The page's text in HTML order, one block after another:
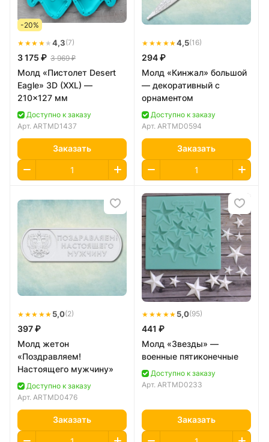
-20%
★★★★ ★ 4,3(7)
3 175 ₽ 3 969 ₽
Молд «Пистолет Desert
Eagle» 3D (XXL) —
210×127 мм
Доступно к заказу
Арт. ARTMD1437
Заказать
★★★★★4,5(16)
294 ₽
Молд «Кинжал» большой
— декоративный с
орнаментом
Доступно к заказу
Арт. ARTMD0594
Заказать
★★★★★ 5,0(2)
397 ₽
Молд жетон
«Поздравляем!
Настоящего мужчину»
Доступно к заказу
Арт. ARTMD0476
Заказать
★★★★★ 5,0(95)
441 ₽
Молд «Звезды» —
военные пятиконечные
Доступно к заказу
Арт. ARTMD0233
Заказать